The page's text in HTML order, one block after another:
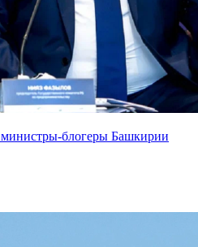
блогеры Башкирии